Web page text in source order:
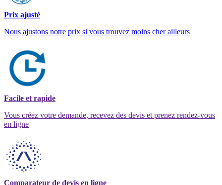
Prix ajusté
Nous ajustons notre prix si vous trouvez moins cher ailleurs
Facile et rapide
Vous créez votre demande, recevez des devis et prenez rendez-vous
en ligne
Comparateur de devis en ligne